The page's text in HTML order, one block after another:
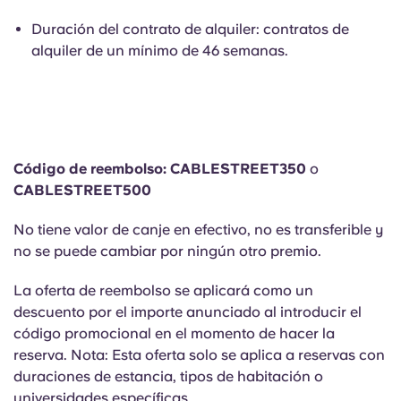
Duración del contrato de alquiler: contratos de
alquiler de un mínimo de 46 semanas.
Código de reembolso: CABLESTREET350 o
CABLESTREET500
No tiene valor de canje en efectivo, no es transferible y
no se puede cambiar por ningún otro premio.
La oferta de reembolso se aplicará como un
descuento por el importe anunciado al introducir el
código promocional en el momento de hacer la
reserva. Nota: Esta oferta solo se aplica a reservas con
duraciones de estancia, tipos de habitación o